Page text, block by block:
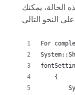
يمكنك
For
    {